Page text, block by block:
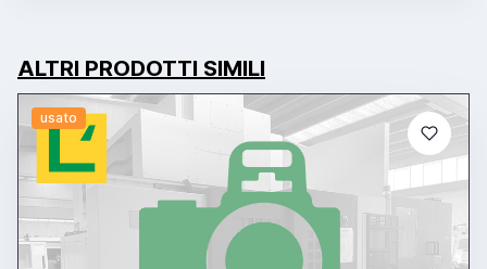
ALTRI PRODOTTI SIMILI
usato